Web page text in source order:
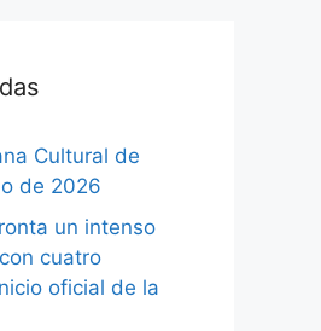
Cultural de
de 2026
un intenso
cuatro
oficial de la